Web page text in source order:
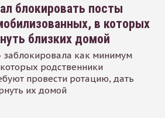
блокировать посты
в которых
близких домой
заблокировала как минимум
родственники
провести ротацию, дать
их домой